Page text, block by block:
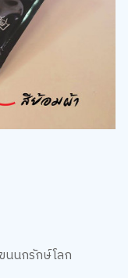
นนกรักษ์โลก